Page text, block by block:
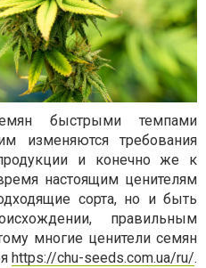
быстрыми темпами
изменяются требования
и конечно же к
настоящим ценителям
сорта, но и быть
правильным
многие ценители семян
https://chu-seeds.com.ua/ru/.